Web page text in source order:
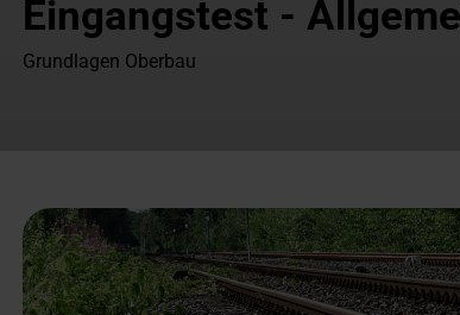
Eingangstest -
Grundlagen Oberbau